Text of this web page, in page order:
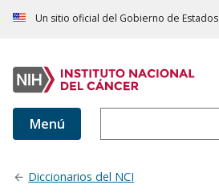
Un sitio oficial del Gobierno de
Menú
Diccionarios del NCI